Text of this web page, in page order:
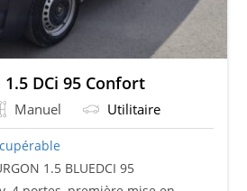
DCi 95 Confort
Manuel Utilitaire
1.5 BLUEDCI 95